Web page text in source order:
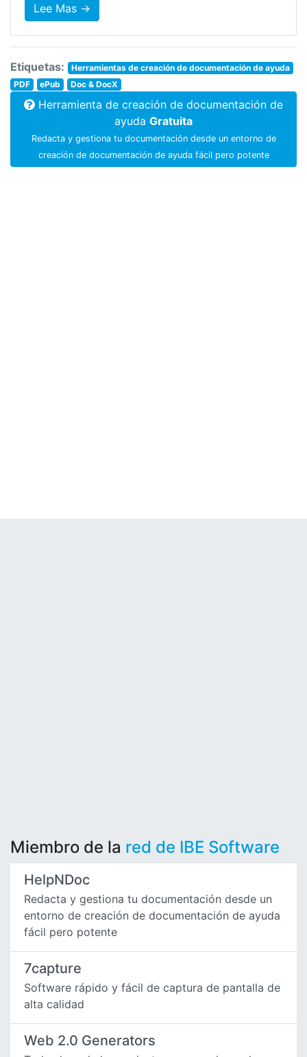
Lee Mas →
Etiquetas:
Herramientas de creación de documentación de ayuda
PDF
ePub Doc & DocX
Herramienta de creación de documentación de
ayuda Gratuita
Redacta y gestiona tu documentación desde un entorno de
creación de documentación de ayuda fácil pero potente
Miembro de la red de IBE Software
HelpNDoc
Redacta y gestiona tu documentación desde un
entorno de creación de documentación de ayuda
fácil pero potente
7capture
Software rápido y fácil de captura de pantalla de
alta calidad
Web 2.0 Generators